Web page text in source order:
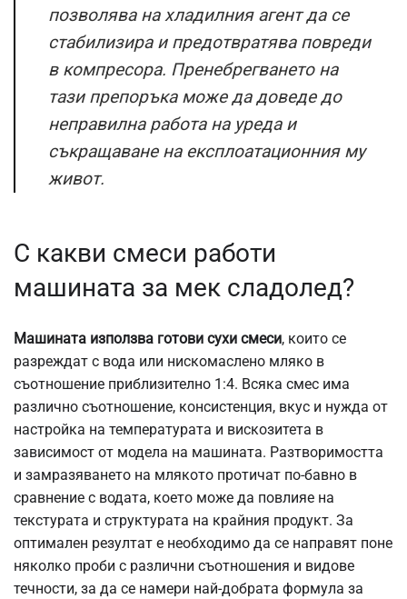
позволява на хладилния агент да се
стабилизира и предотвратява повреди
в компресора. Пренебрегването на
тази препоръка може да доведе до
неправилна работа на уреда и
съкращаване на експлоатационния му
живот.
С какви смеси работи
машината за мек сладолед?
Машината използва готови сухи смеси, които се
разреждат с вода или нискомаслено мляко в
съотношение приблизително 1:4. Всяка смес има
различно съотношение, консистенция, вкус и нужда от
настройка на температурата и вискозитета в
зависимост от модела на машината. Разтворимостта
и замразяването на млякото протичат по-бавно в
сравнение с водата, което може да повлияе на
текстурата и структурата на крайния продукт. За
оптимален резултат е необходимо да се направят поне
няколко проби с различни съотношения и видове
течности, за да се намери най-добрата формула за